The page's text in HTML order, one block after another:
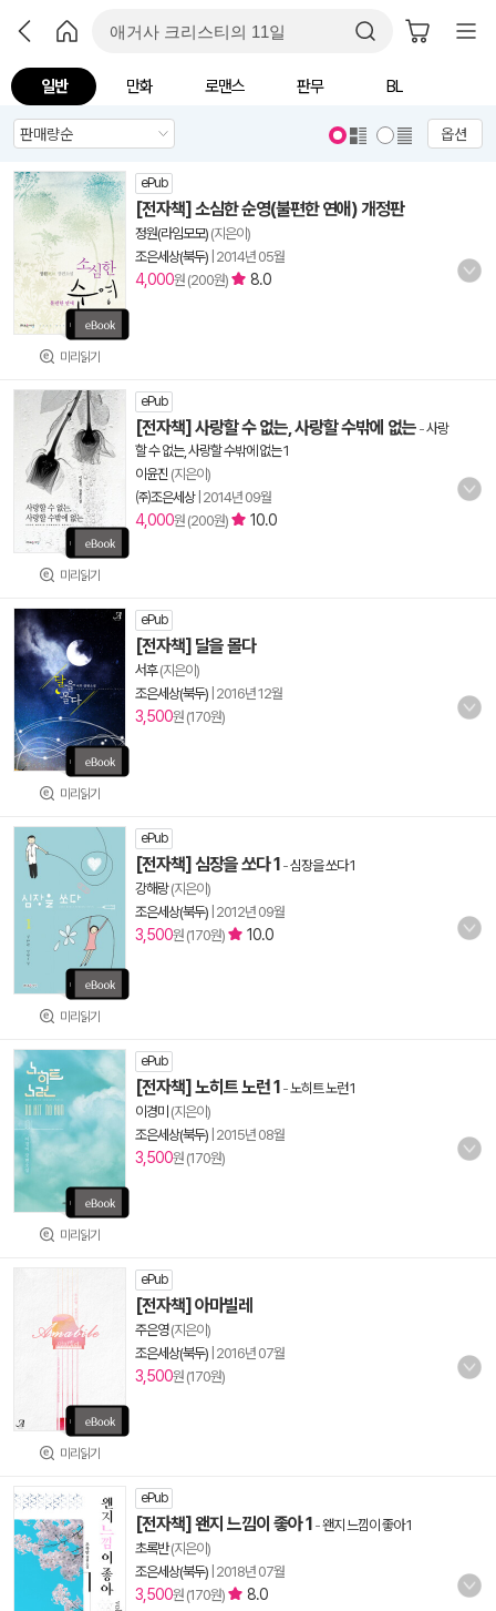
일반 만화 로맨스 판무 BL
옵션
미리읽기
ePub
[전자책] 소심한 순영(불편한 연애) 개정판
정원(라임모모) (지은이)
조은세상(북두) 2014년 05월
4,000원 (200원) 8.0
미리읽기
ePub
[전자책] 사랑할 수 없는, 사랑할 수밖에 없는 -사랑
할 수 없는, 사랑할 수밖에 없는 1
이윤진 (지은이)
㈜조은세상| 2014년 09월
4,000원 (200원) 10.0
미리읽기
ePub
[전자책] 달을 몰다
서후(지은이)
조은세상(북두) 2016년 12월
3,500원 (170원)
미리읽기
ePub
[전자책] 심장을 쏘다 1 -심장을 쏘다 1
강해랑(지은이)
조은세상(북두) 2012년 09월
3,500원 (170원) 10.0
미리읽기
ePub
[전자책] 노히트 노런 1 -노히트 노런 1
이경미 (지은이)
조은세상(북두) 2015년 08월
3,500원 (170원)
미리읽기
ePub
[전자책] 아마빌레
주은영(지은이)
조은세상(북두) 2016년 07월
3,500원 (170원)
ePub
[전자책] 왠지 느낌이 좋아 1 -왠지 느낌이 좋아 1
초록반(지은이)
조은세상(북두) 2018년 07월
3,500원 (170원) 8.0